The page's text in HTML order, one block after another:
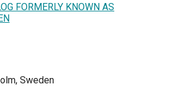
FORMERLY KNOWN AS
Sweden